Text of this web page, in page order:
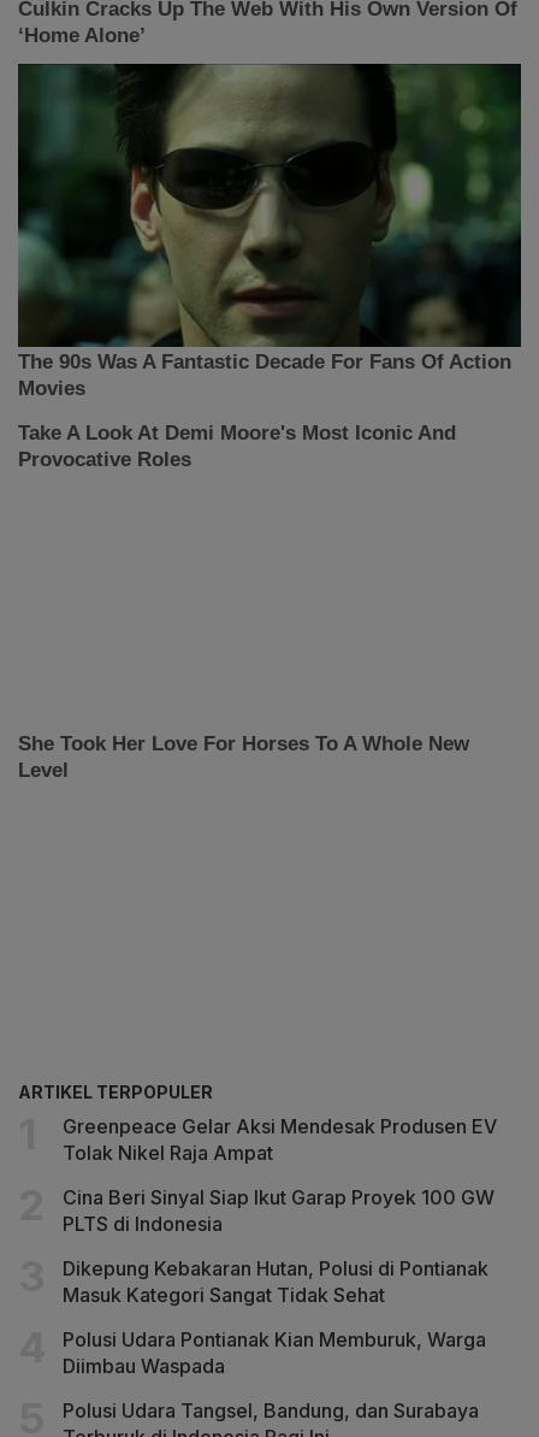
ARTIKEL TERPOPULER
Greenpeace Gelar Aksi Mendesak Produsen EV
Tolak Nikel Raja Ampat
Cina Beri Sinyal Siap Ikut Garap Proyek 100 GW
PLTS di Indonesia
Dikepung Kebakaran Hutan, Polusi di Pontianak
Masuk Kategori Sangat Tidak Sehat
Polusi Udara Pontianak Kian Memburuk, Warga
Diimbau Waspada
Polusi Udara Tangsel, Bandung, dan Surabaya